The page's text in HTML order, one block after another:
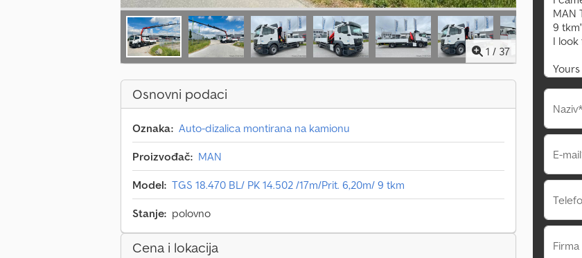
1 / 37
Osnovni podaci
Oznaka: Auto-dizalica montirana na kamionu
Proizvođač: MAN
Model: TGS 18.470 BL/ PK 14.502 /17m/Prit. 6,20m/ 9 tkm
Stanje: polovno
Cena i lokacija
E-
Firma